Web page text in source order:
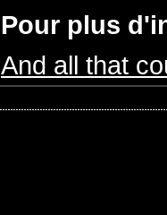
Pour plus
And all that